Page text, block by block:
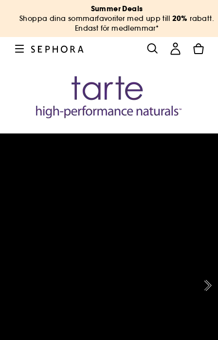
Summer Deals
Shoppa dina sommarfavoriter med upp till 20% rabatt.
Endast för medlemmar*